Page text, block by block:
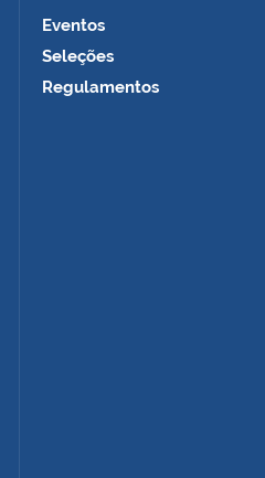
Eventos
Seleções
Regulamentos